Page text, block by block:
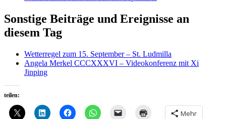
Sonstige Beiträge und Ereignisse an
diesem Tag
Wetterregel zum 15. September – St. Ludmilla
Angela Merkel CCCXXXVI – Videokonferenz mit Xi
Jinping
teilen:
Mehr